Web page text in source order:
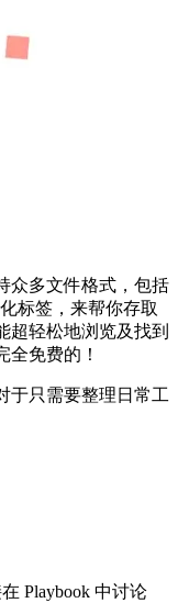
众多文件格式，包括
标签，来帮你存取
超轻松地浏览及找到
全免费的！
于只需要整理日常工
Playbook 中讨论